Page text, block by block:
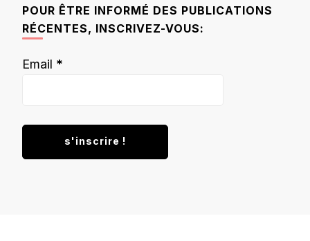
POUR ÊTRE INFORMÉ DES PUBLICATIONS
RÉCENTES, INSCRIVEZ-VOUS:
Email *